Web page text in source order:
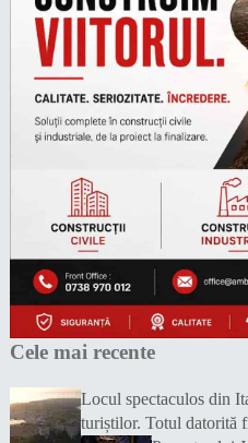
Cele mai recente
Locul spectaculos din
turiștilor. Totul datorită